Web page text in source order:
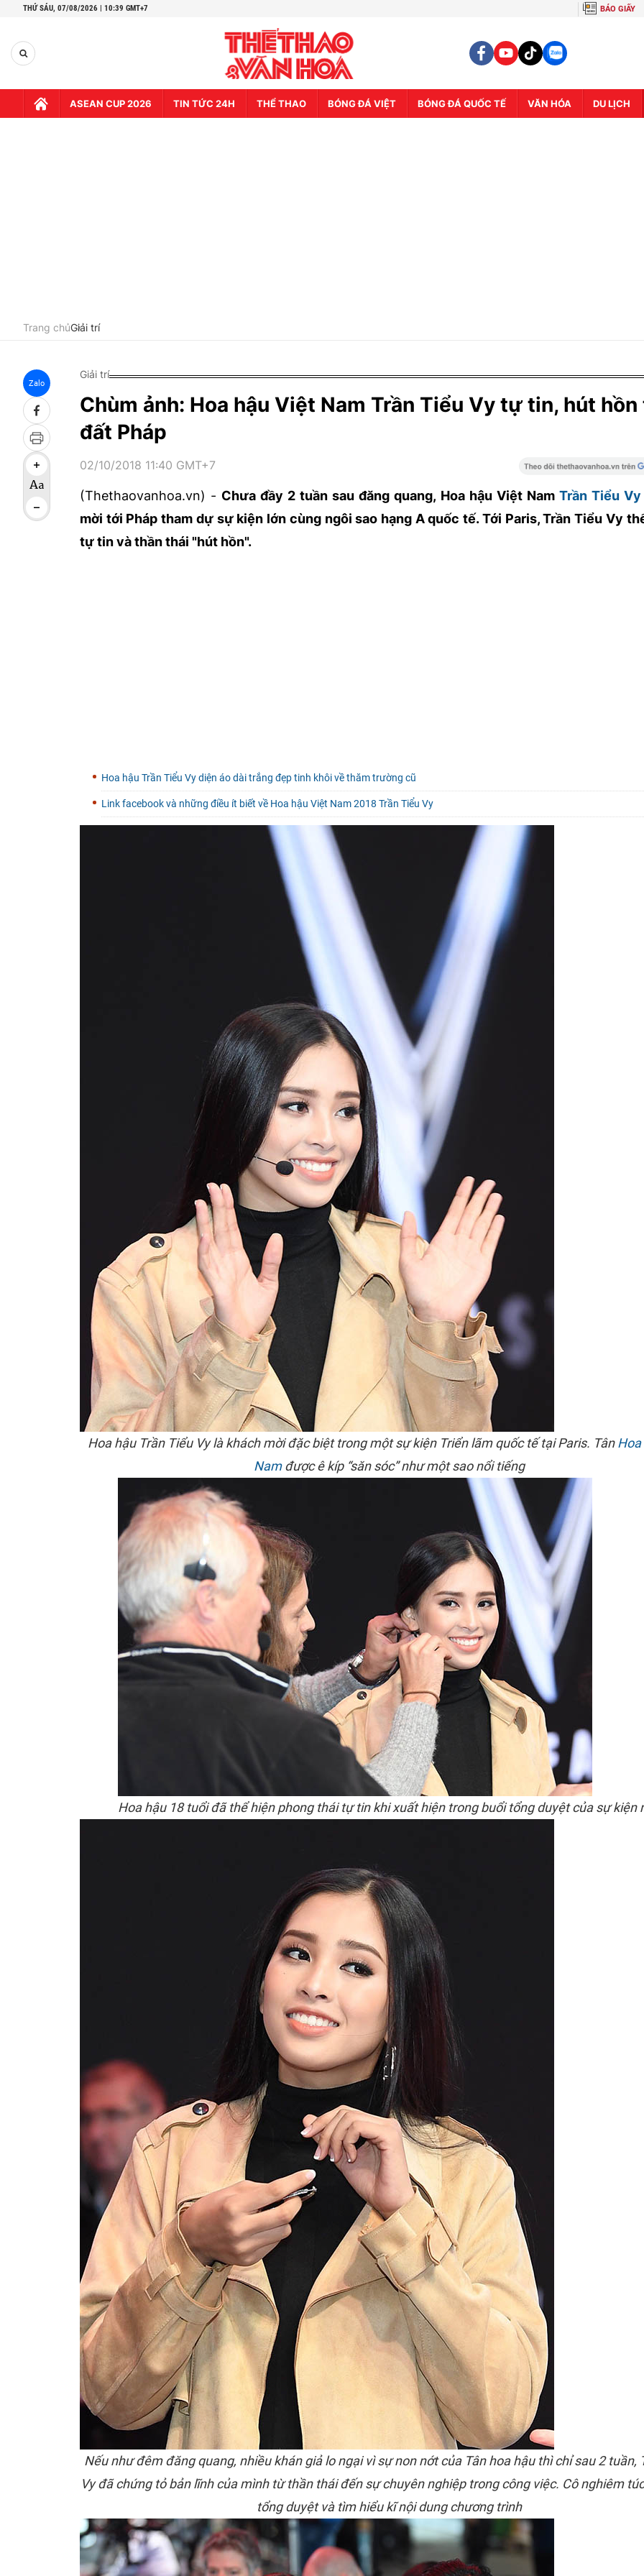
THỨ SÁU, 07/08/2026 | 10:39 GMT+7 BÁO GIẤY
ASEAN CUP 2026 TIN TỨC 24H THỂ THAO BÓNG ĐÁ VIỆT BÓNG ĐÁ QUỐC TẾ VĂN HÓA DU LỊCH
Trang chủGiải trí
Zalo
Giải trí
Chùm ảnh: Hoa hậu Việt Nam Trần Tiểu Vy tự tin, hút hồn
đất Pháp
02/10/2018 11:40 GMT+7
(Thethaovanhoa.vn) - Chưa đầy 2 tuần sau đăng quang, Hoa hậu Việt Nam Trần Tiểu Vy
mời tới Pháp tham dự sự kiện lớn cùng ngôi sao hạng A quốc tế. Tới Paris, Trần Tiểu Vy
tự tin và thần thái "hút hồn".
Hoa hậu Trần Tiểu Vy diện áo dài trắng đẹp tinh khôi về thăm trường cũ
Link facebook và những điều ít biết về Hoa hậu Việt Nam 2018 Trần Tiểu Vy
Hoa hậu Trần Tiểu Vy là khách mời đặc biệt trong một sự kiện Triển lãm quốc tế tại Paris. TânHoa
Namđược ê kíp “săn sóc” như một sao nổi tiếng
Hoa hậu 18 tuổi đã thể hiện phong thái tự tin khi xuất hiện trong buổi tổng duyệt của sự kiện
Nếu như đêm đăng quang, nhiều khán giả lo ngại vì sự non nớt của Tân hoa hậu thì chỉ sau 2 tuần,
Vy đã chứng tỏ bản lĩnh của mình từ thần thái đến sự chuyên nghiệp trong công việc. Cô nghiêm
tổng duyệt và tìm hiểu kĩ nội dung chương trình